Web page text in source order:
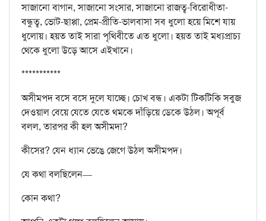
সাজানো বাগান, সাজানো সংসার, সাজানো রাজত্ব-বিরোধীতা-
বন্ধুত্ব, ভোট-ছাপ্পা, প্রেম-প্রীতি-ভালবাসা সব ধুলো হয়ে মিশে যায়
ধুলোয়। হয়ত তাই সারা পৃথিবীতে এত ধুলো। হয়ত তাই মধ্যপ্রাচ্য
থেকে ধুলো উড়ে আসে এইখানে।
***********
অসীমপদ বসে বসে দুলে যাচ্ছে। চোখ বন্ধ। একটা টিকটিকি সবুজ
দেওয়াল বেয়ে যেতে যেতে থমকে দাঁড়িয়ে ডেকে উঠল। অপূর্ব
বলল, তারপর কী হল অসীমদা?
কীসের? যেন ধ্যান ভেঙে জেগে উঠল অসীমপদ।
যে কথা বলছিলেন—
কোন কথা?